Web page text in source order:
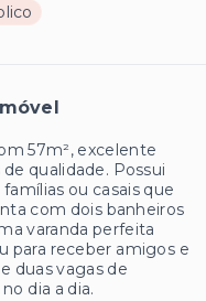
57m², excelente
qualidade. Possui
ou casais que
com dois banheiros
varanda perfeita
para receber amigos e
duas vagas de
dia a dia.